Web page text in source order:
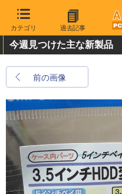
カテゴリ 過去記事
今週見つけた主な新製品
前の画像